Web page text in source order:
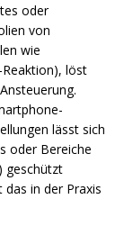
oder
von
wie
löst
lässt sich
oder Bereiche
geschützt
in der Praxis